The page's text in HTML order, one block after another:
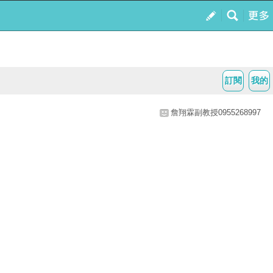
我的
訂閱
詹翔霖副教授0955268997